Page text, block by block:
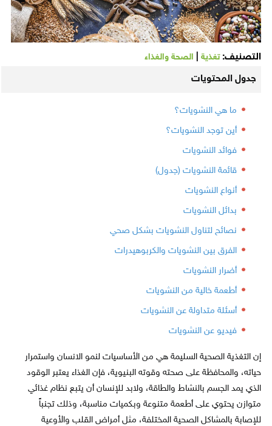
التصنيف:تغذية| الصحة والغذاء
جدول المحتويات
ما هي النشويات؟
أين توجد النشويات؟
فوائد النشويات
قائمة النشويات (جدول)
أنواع النشويات
بدائل النشويات
نصائح لتناول النشويات بشكل صحي
الفرق بين النشويات والكربوهيدرات
أضرار النشويات
أطعمة خالية من النشويات
أسئلة متداولة عن النشويات
فيديو عن النشويات
إن التغذية الصحية السليمة هي من الأساسيات لنمو الانسان واستمرار
حياته، والمحافظة على صحته وقوته البنيوية، فإن الغذاء يعتبر الوقود
الذي يمد الجسم بالنشاط والطاقة، ولابد للإنسان أن يتبع نظام غذائي
متوازن يحتوي على أطعمة متنوعة وبكميات مناسبة، وذلك تجنباً
للإصابة بالمشاكل الصحية المختلفة، مثل أمراض القلب والأوعية